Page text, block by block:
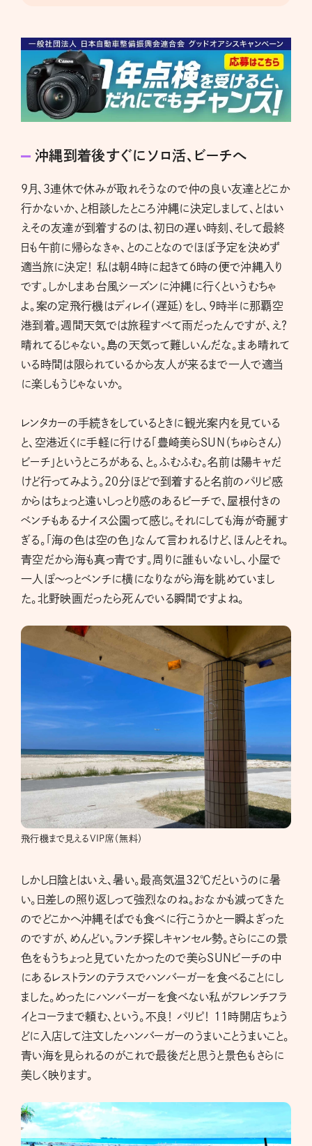
沖縄到着後すぐにソロ活、ビーチへ
9月、3連休で休みが取れそうなので仲の良い友達とどこか
行かないか、と相談したところ沖縄に決定しまして、とはい
えその友達が到着するのは、初日の遅い時刻、そして最終
日も午前に帰らなきゃ、とのことなのでほぼ予定を決めず
適当旅に決定！ 私は朝４時に起きて6時の便で沖縄入り
です。しかしまあ台風シーズンに沖縄に行くというむちゃ
よ。案の定飛行機はディレイ（遅延）をし、9時半に那覇空
港到着。週間天気では旅程すべて雨だったんですが、え？
晴れてるじゃない。島の天気って難しいんだな。まあ晴れて
いる時間は限られているから友人が来るまで一人で適当
に楽しもうじゃないか。
レンタカーの手続きをしているときに観光案内を見ている
と、空港近くに手軽に行ける「豊崎美らSUN（ちゅらさん）
ビーチ」というところがある、と。ふむふむ。名前は陽キャだ
けど行ってみよう。20分ほどで到着すると名前のパリピ感
からはちょっと遠いしっとり感のあるビーチで、屋根付きの
ベンチもあるナイス公園って感じ。それにしても海が奇麗す
ぎる。「海の色は空の色」なんて言われるけど、ほんとそれ。
青空だから海も真っ青です。周りに誰もいないし、小屋で
一人ぽ〜っとベンチに横になりながら海を眺めていまし
た。北野映画だったら死んでいる瞬間ですよね。
飛行機まで見えるVIP席（無料）
しかし日陰とはいえ、暑い。最高気温32℃だというのに暑
い。日差しの照り返しって強烈なのね。おなかも減ってきた
のでどこかへ沖縄そばでも食べに行こうかと一瞬よぎった
のですが、めんどい。ランチ探しキャンセル勢。さらにこの景
色をもうちょっと見ていたかったので美らSUNビーチの中
にあるレストランのテラスでハンバーガーを食べることにし
ました。めったにハンバーガーを食べない私がフレンチフラ
イとコーラまで頼む、という。不良！ パリピ！ 11時開店ちょう
どに入店して注文したハンバーガーのうまいことうまいこと。
青い海を見られるのがこれで最後だと思うと景色もさらに
美しく映ります。